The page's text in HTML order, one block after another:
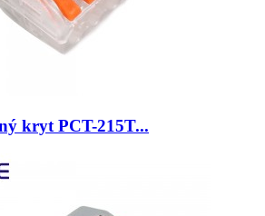
kryt PCT-215T...